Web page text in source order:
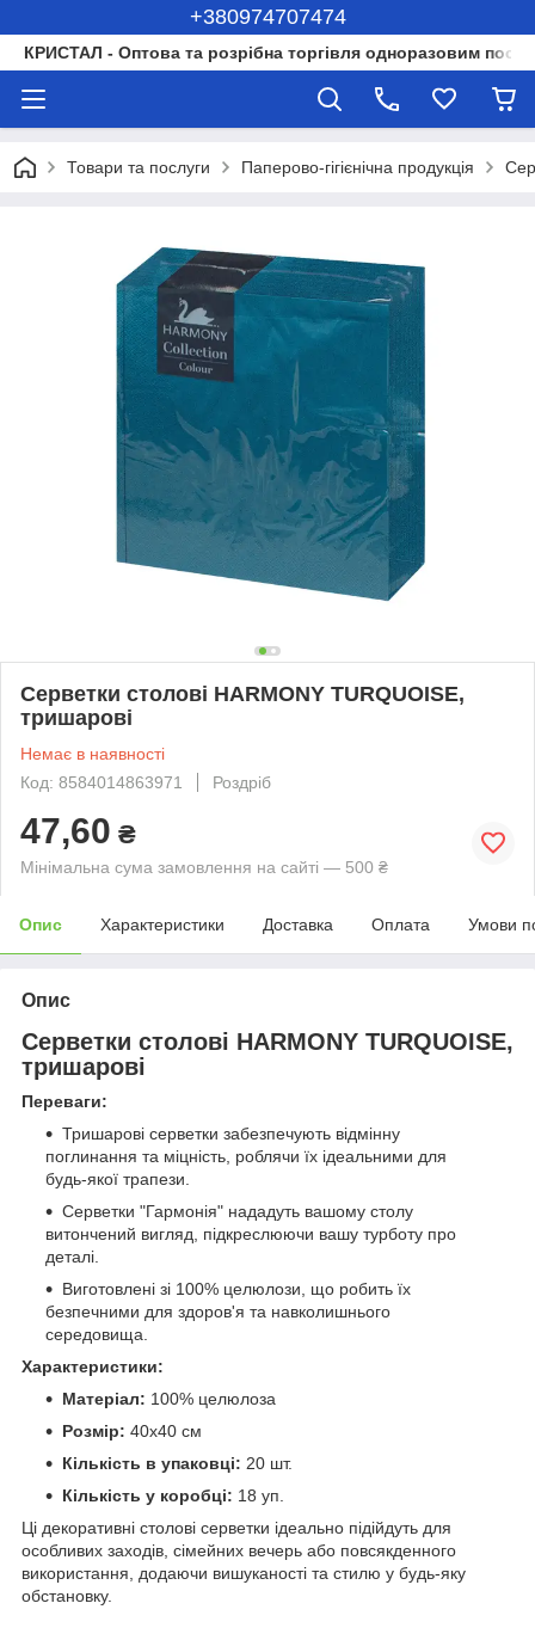
+380974707474
КРИСТАЛ - Оптова та розрібна торгівля одноразовим
Товари та послуги Паперово-гігієнічна продукція
Серветки столові HARMONY TURQUOISE,
тришарові
Немає в наявності
Код: 8584014863971
Роздріб
47,60 ₴
Мінімальна сума замовлення на сайті — 500 ₴
Опис Характеристики Доставка Оплата Умови
Опис
Серветки столові HARMONY TURQUOISE,
тришарові
Переваги:
Тришарові серветки забезпечують відмінну
поглинання та міцність, роблячи їх ідеальними для
будь-якої трапези.
Серветки "Гармонія" нададуть вашому столу
витончений вигляд, підкреслюючи вашу турботу про
деталі.
Виготовлені зі 100% целюлози, що робить їх
безпечними для здоров'я та навколишнього
середовища.
Характеристики:
Матеріал: 100% целюлоза
Розмір: 40х40 см
Кількість в упаковці: 20 шт.
Кількість у коробці: 18 уп.
Ці декоративні столові серветки ідеально підійдуть для
особливих заходів, сімейних вечерь або повсякденного
використання, додаючи вишуканості та стилю у будь-яку
обстановку.